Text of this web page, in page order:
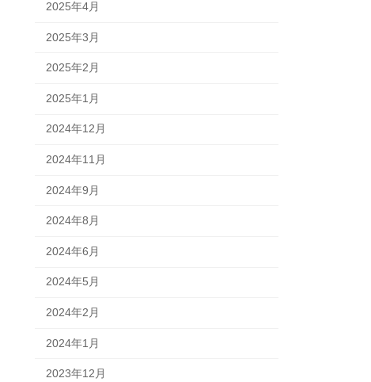
2025年4月
2025年3月
2025年2月
2025年1月
2024年12月
2024年11月
2024年9月
2024年8月
2024年6月
2024年5月
2024年2月
2024年1月
2023年12月